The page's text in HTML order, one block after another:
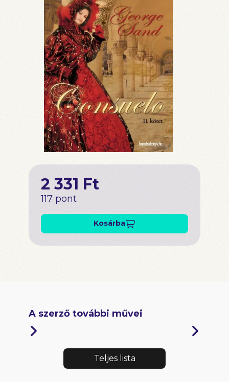
2 331 Ft
117 pont
Kosárba
A szerző további művei
Teljes lista